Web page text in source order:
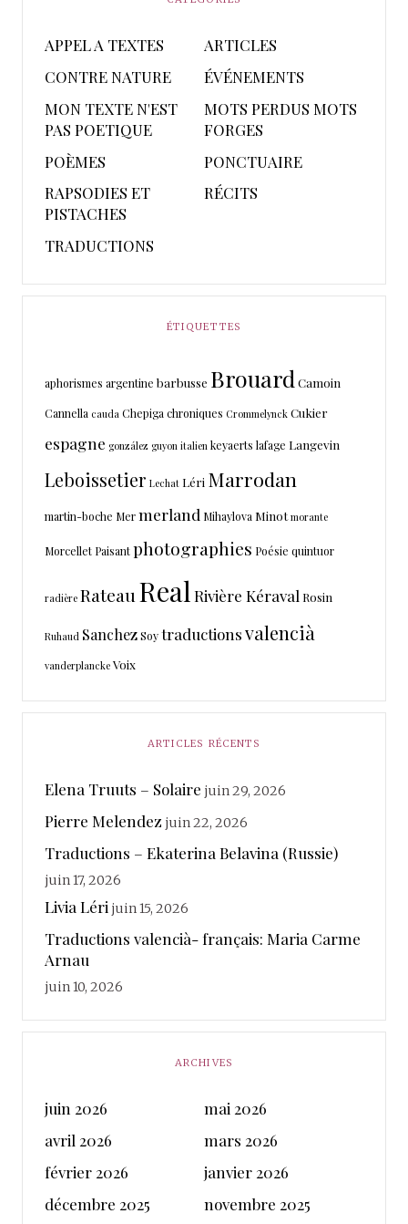
APPEL A TEXTES
ARTICLES
CONTRE NATURE
ÉVÉNEMENTS
MON TEXTE N'EST
PAS POETIQUE
MOTS PERDUS MOTS
FORGES
POÈMES
PONCTUAIRE
RAPSODIES ET
PISTACHES
RÉCITS
TRADUCTIONS
ÉTIQUETTES
aphorismes argentine barbusse Brouard Camoin
Cannella cauda Chepigachroniques Crommelynck Cukier
espagne gonzález guyon italien keyaerts lafage Langevin
Leboissetier Lechat Léri Marrodan
martin-boche Mermerland Mihaylova Minot morante
Morcellet Paisantphotographies Poésie quintuor
radière RateauReal Rivière Kéraval Rosin
Ruhaud SanchezSoytraductionsvalencià
vanderplancke Voix
ARTICLES RÉCENTS
Elena Truuts – Solaire juin 29, 2026
Pierre Melendez juin 22, 2026
Traductions – Ekaterina Belavina (Russie)
juin 17, 2026
Livia Léri juin 15, 2026
Traductions valencià- français: Maria Carme
Arnau
juin 10, 2026
ARCHIVES
juin 2026
mai 2026
avril 2026
mars 2026
février 2026
janvier 2026
décembre 2025
novembre 2025